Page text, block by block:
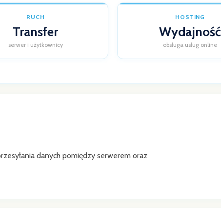
RUCH
Transfer
serwer i użytkownicy
HOSTING
Wydajność
obsługa usług online
danych pomiędzy serwerem oraz